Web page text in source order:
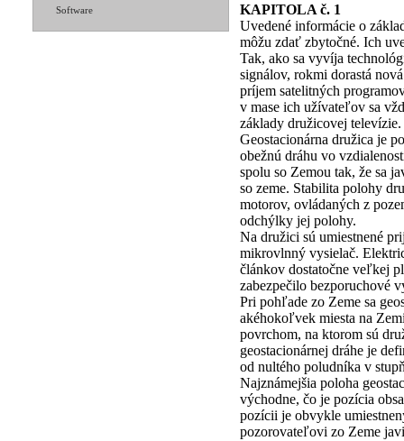
Software
KAPITOLA č. 1
Uvedené informácie o
môžu zdať zbytočné. Ich
Tak, ako sa vyvíja
signálov, rokmi dorastá
príjem satelitných
v mase ich užívateľov sa
základy družicovej televízie.
Geostacionárna družica je
obežnú dráhu vo
spolu so Zemou tak, že sa
so zeme. Stabilita polohy
motorov, ovládaných z
odchýlky jej polohy.
Na družici sú umiestnené
mikrovlnný vysielač.
článkov dostatočne veľkej
zabezpečilo bezporuchové
Pri pohľade zo Zeme sa
akéhokoľvek miesta na
povrchom, na ktorom sú
geostacionárnej dráhe je
od nultého poludníka v
Najznámejšia poloha
východne, čo je pozícia
pozícii je obvykle
pozorovateľovi zo Zeme